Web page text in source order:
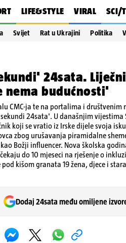
LIFE&STYLE VIRAL SCI/
Svijet Rat u Ukrajini Politika
24sata.
nema budućnosti'
CMC-ja te na portalima i
24sata'. U današnjim vijestima
koji se vratio iz Irske dijele svoja
zbog urušavanja piramidalne
Božji influencer. Nova školska
do 10 mjeseci na rješenje o
kišom granata 19 žena, djece i
Dodaj 24sata među omiljene